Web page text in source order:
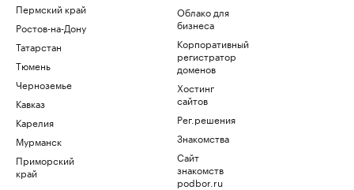
Пермский край
Ростов-на-Дону
Татарстан
Тюмень
Черноземье
Кавказ
Карелия
Мурманск
Приморский
край
Облако для
бизнеса
Корпоративный
регистратор
доменов
Хостинг
сайтов
Рег.решения
Знакомства
Сайт
знакомств
podbor.ru